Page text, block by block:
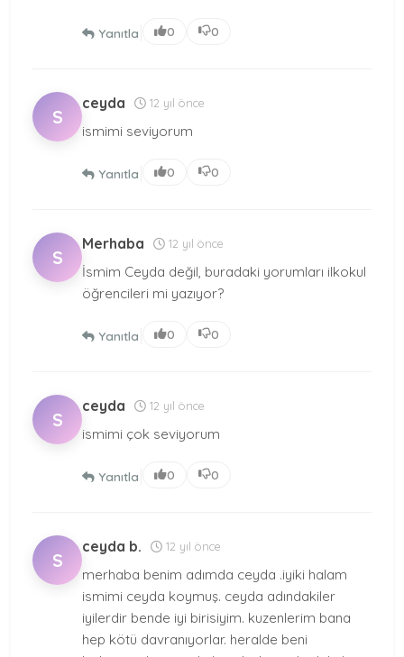
Yanıtla 0 0
S
ceyda 12 yıl önce
ismimi seviyorum
Yanıtla 0 0
S
Merhaba 12 yıl önce
İsmim Ceyda değil, buradaki yorumları ilkokul
öğrencileri mi yazıyor?
Yanıtla 0 0
S
ceyda 12 yıl önce
ismimi çok seviyorum
Yanıtla 0 0
S
ceyda b. 12 yıl önce
merhaba benim adımda ceyda .iyiki halam
ismimi ceyda koymuş. ceyda adındakiler
iyilerdir bende iyi birisiyim. kuzenlerim bana
hep kötü davranıyorlar. heralde beni